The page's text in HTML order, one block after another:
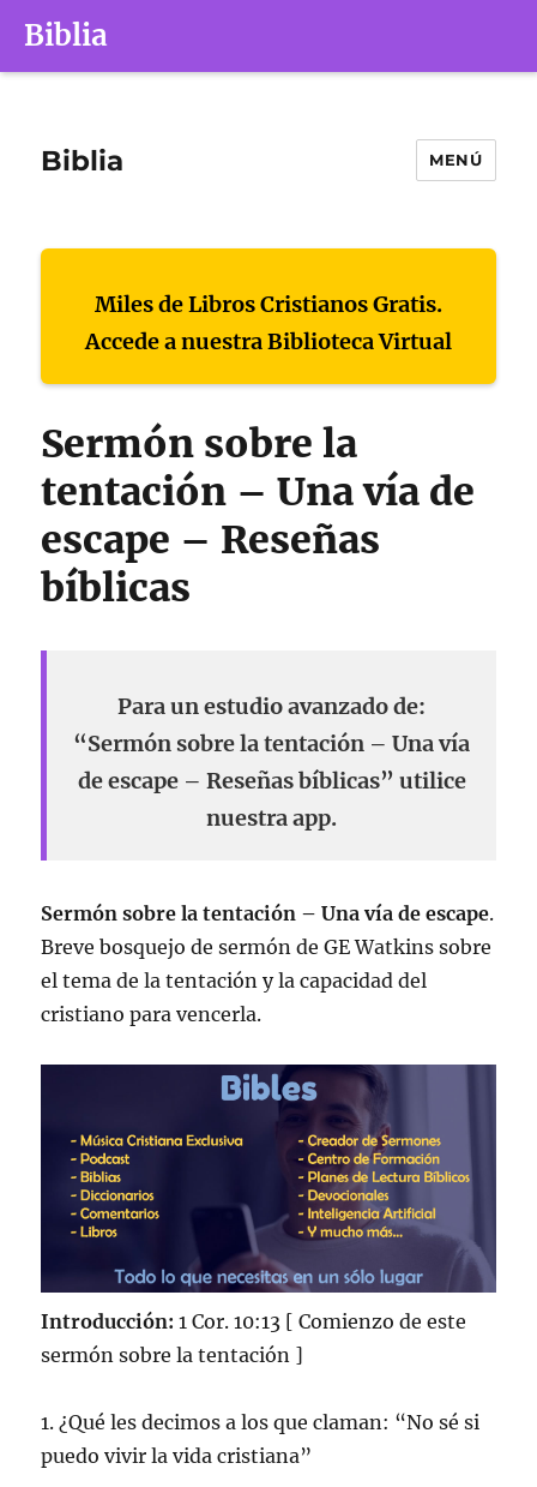
Biblia
Biblia MENÚ
Miles de Libros Cristianos Gratis.
Accede a nuestra Biblioteca Virtual
Sermón sobre la
tentación – Una vía de
escape – Reseñas
bíblicas
Para un estudio avanzado de:
“Sermón sobre la tentación – Una vía
de escape – Reseñas bíblicas” utilice
nuestra app.
Sermón sobre la tentación – Una vía de escape.
Breve bosquejo de sermón de GE Watkins sobre
el tema de la tentación y la capacidad del
cristiano para vencerla.
Introducción: 1 Cor. 10:13 [ Comienzo de este
sermón sobre la tentación ]
1. ¿Qué les decimos a los que claman: “No sé si
puedo vivir la vida cristiana”